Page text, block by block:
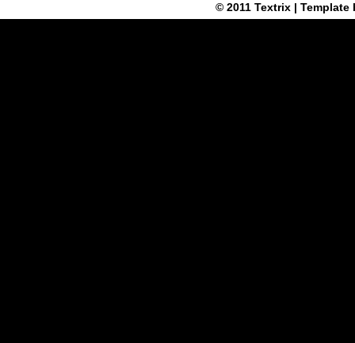
© 2011 Textrix| Template